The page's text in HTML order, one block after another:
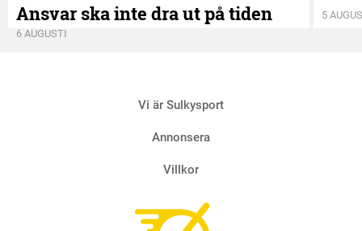
Ansvar ska inte dra ut på tiden
6 AUGUSTI
5
Vi är Sulkysport
Annonsera
Villkor